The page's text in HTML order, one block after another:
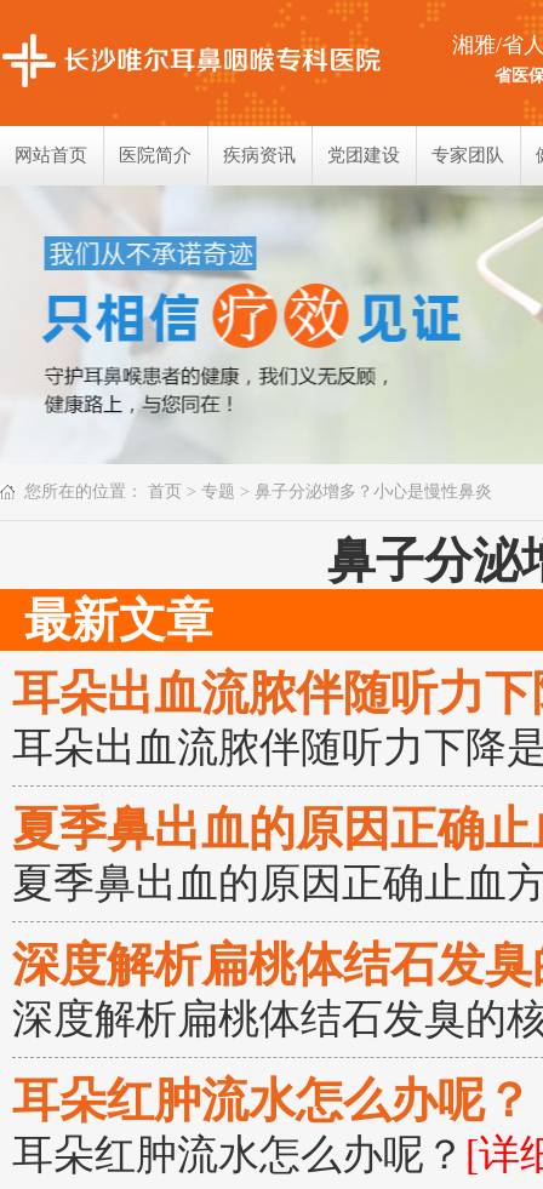
湘雅/省
省医
网站首页 医院简介 疾病资讯 党团建设 专家团队
您所在的位置： 首页 > 专题 > 鼻子分泌增多？小心是慢性鼻炎
鼻子分泌
最新文章
耳朵出血流脓伴随听力
耳朵出血流脓伴随听力下降
夏季鼻出血的原因正确
夏季鼻出血的原因正确止血
深度解析扁桃体结石发
深度解析扁桃体结石发臭的
耳朵红肿流水怎么办呢？
耳朵红肿流水怎么办呢？ [详